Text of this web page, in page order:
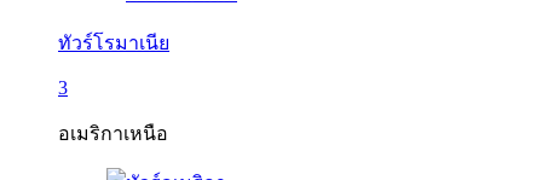
ทัวร์โรมาเนีย
3
อเมริกาเหนือ